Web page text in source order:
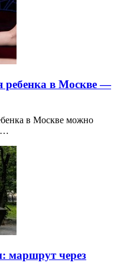
ребенка в Москве —
в Москве можно
маршрут через